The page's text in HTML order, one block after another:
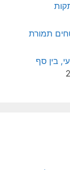
תמורת
בין סף